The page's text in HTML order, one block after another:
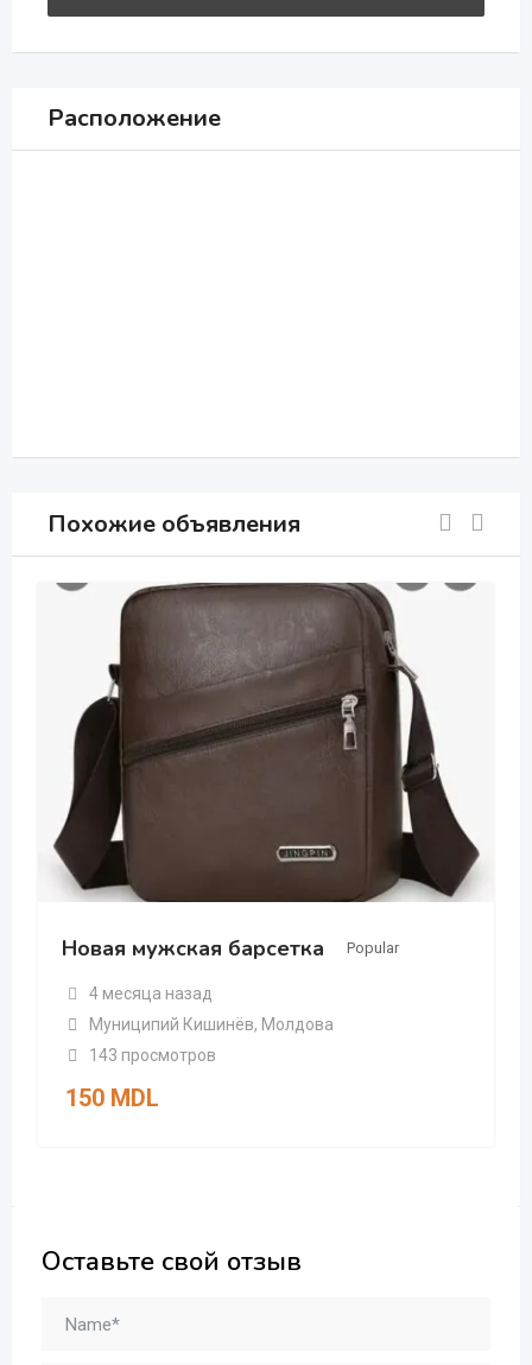
Расположение
Похожие объявления
Новая мужская барсетка Popular
4 месяца назад
Муниципий Кишинёв, Молдова
143 просмотров
150 MDL
Оставьте свой отзыв